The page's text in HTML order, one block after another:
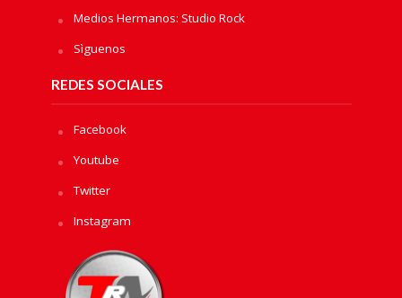
Medios Hermanos: Studio Rock
Sìguenos
REDES SOCIALES
Facebook
Youtube
Twitter
Instagram